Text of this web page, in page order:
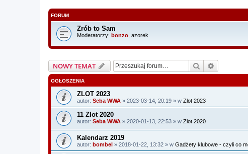
FORUM
Zrób to Sam
Moderatorzy: bonzo azorek
NOWY TEMAT Szukaj
OGŁOSZENIA
ZLOT 2023
autor: Seba WWA » 2023-03-14, 20:19 » w Zlot 2023
11 Zlot 2020
autor: Seba WWA » 2020-01-13, 22:53 » w Zlot 2020
Kalendarz 2019
autor: bombel » 2018-01-22, 13:32 » w Gadżety klubowe - czyli co